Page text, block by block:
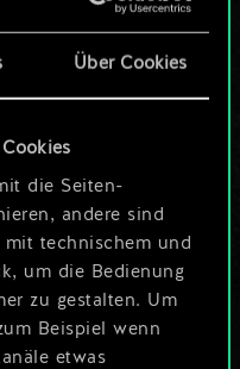
Über Cookies
die Seiten-
andere sind
technischem und
um die Bedienung
zu gestalten. Um
Beispiel wenn
etwas
so viel
kann!